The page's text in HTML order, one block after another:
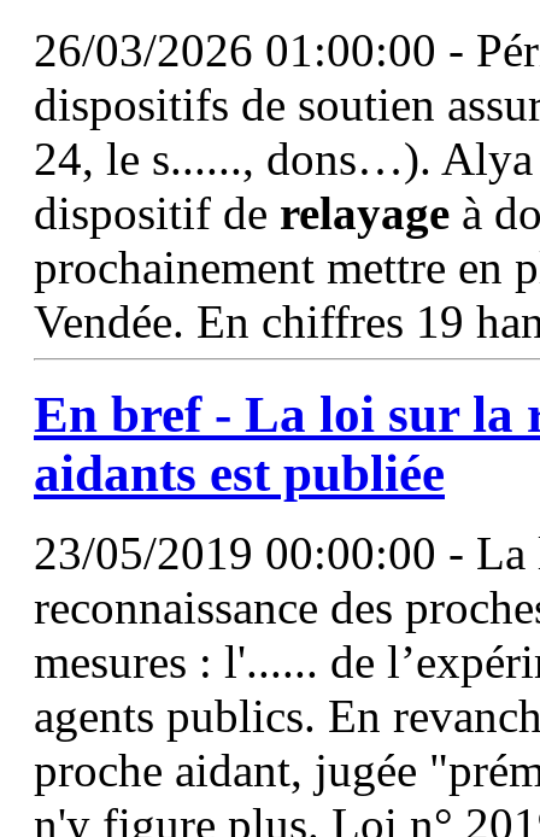
26/03/2026 01:00:00 -
dispositifs de soutien
24, le s......, dons…). Alya
dispositif de relayage à
prochainement mettre en
Vendée. En chiffres 19
En bref - La loi sur la
aidants est publiée
23/05/2019 00:00:00 -
reconnaissance des
mesures : l'...... de
agents publics. En
proche aidant, jugée
n'y figure plus. Loi n°